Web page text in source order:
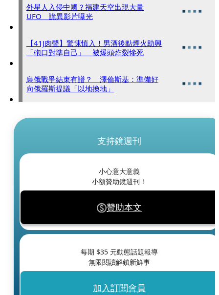
外星人入侵中國？福建天空出現大量
UFO 詭異影片曝光
【41J肉聲】驚悚慎入！男酒後點煙火助興
「砲口對準自己」 被爆頭炸裂慘死
烏俄戰爭結束有譜？ 澤倫斯基：準備好
向俄羅斯提議「以地換地」
支持鏡週刊
小心意大意義
小額贊助鏡週刊！
贊助本文
每期 $35 元動態話題報導
無限閱讀解鎖新鮮事
加入訂閱會員